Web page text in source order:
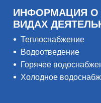
ИНФОРМАЦИЯ О
ВИДАХ
Теплоснабжение
Водоотведение
Горячее
Холодное